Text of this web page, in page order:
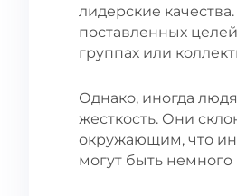
лидерские
поставленных
группах или
Однако, иногда
жесткость. Они
окружающим, что
могут быть